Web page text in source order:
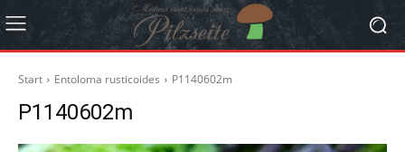
Start Entoloma rusticoides P1140602m
P1140602m